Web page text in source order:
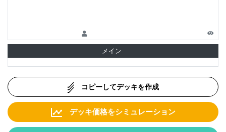
メイン
コピーしてデッキを作成
デッキ価格をシミュレーション